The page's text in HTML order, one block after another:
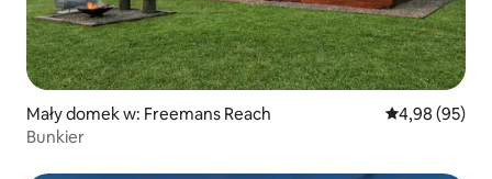
Mały domek w: Freemans Reach Średnia
4,98 (95)
Bunkier